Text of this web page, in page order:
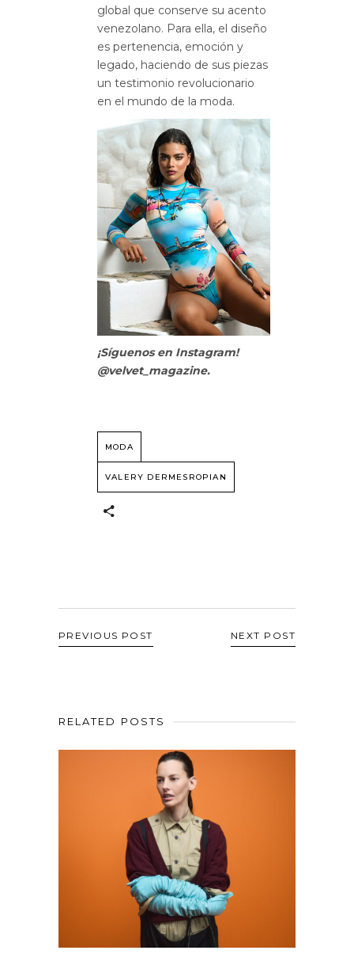
global que conserve su acento
venezolano. Para ella, el diseño
es pertenencia, emoción y
legado, haciendo de sus piezas
un testimonio revolucionario
en el mundo de la moda.
¡Síguenos en Instagram!
@velvet_magazine.
MODA
VALERY DERMESROPIAN
PREVIOUS POST NEXT POST
RELATED POSTS